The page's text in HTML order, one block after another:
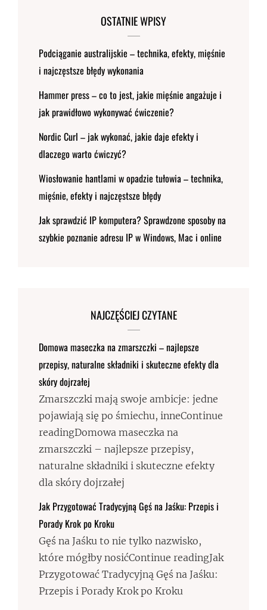
OSTATNIE WPISY
Podciąganie australijskie – technika, efekty, mięśnie
i najczęstsze błędy wykonania
Hammer press – co to jest, jakie mięśnie angażuje i
jak prawidłowo wykonywać ćwiczenie?
Nordic Curl – jak wykonać, jakie daje efekty i
dlaczego warto ćwiczyć?
Wiosłowanie hantlami w opadzie tułowia – technika,
mięśnie, efekty i najczęstsze błędy
Jak sprawdzić IP komputera? Sprawdzone sposoby na
szybkie poznanie adresu IP w Windows, Mac i online
NAJCZĘŚCIEJ CZYTANE
Domowa maseczka na zmarszczki – najlepsze
przepisy, naturalne składniki i skuteczne efekty dla
skóry dojrzałej
Zmarszczki mają swoje ambicje: jedne
pojawiają się po śmiechu, inneContinue
readingDomowa maseczka na
zmarszczki – najlepsze przepisy,
naturalne składniki i skuteczne efekty
dla skóry dojrzałej
Jak Przygotować Tradycyjną Gęś na Jaśku: Przepis i
Porady Krok po Kroku
Gęś na Jaśku to nie tylko nazwisko,
które mógłby nosićContinue readingJak
Przygotować Tradycyjną Gęś na Jaśku:
Przepis i Porady Krok po Kroku